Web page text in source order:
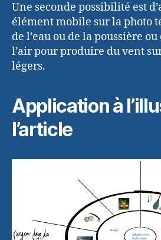
Une seconde possibilité est
élément mobile sur la photo
de l’eau ou de la poussière
l’air pour produire du vent
légers.
Application à
l’article